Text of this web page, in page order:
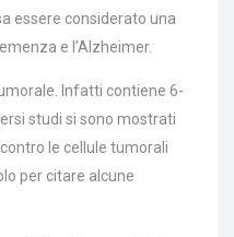
essere considerato una
e l’Alzheimer.
Infatti contiene 6-
studi si sono mostrati
le cellule tumorali
per citare alcune